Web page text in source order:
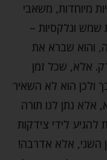
מיוחדות, משאבי
שמש וגלקסיות –
והוא שברא את
אלא, שכל זמן
ולכן הוא לא השאיר
אלא נתן לנו תורה
לידי צידקות
השני, אלא אדרבה!